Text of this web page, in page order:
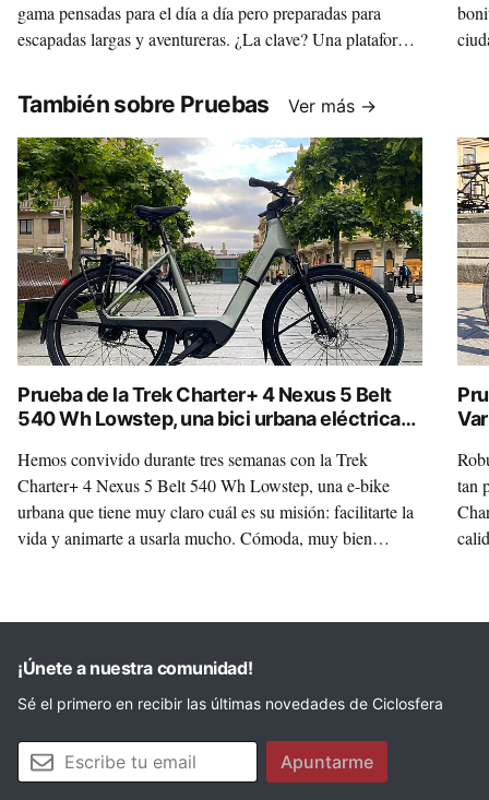
gama pensadas para el día a día pero preparadas para
escapadas largas y aventureras. ¿La clave? Una plataforma
componentes, construir la máquina de tus sueños.
También sobre Pruebas Ver más →
Prueba de la Trek Charter+ 4 Nexus 5 Belt
540 Wh Lowstep, una bici urbana eléctrica
Hemos convivido durante tres semanas con la Trek
Charter+ 4 Nexus 5 Belt 540 Wh Lowstep, una e-bike
urbana que tiene muy claro cuál es su misión: facilitarte la
vida y animarte a usarla mucho. Cómoda, muy bien
consigue.
tan
¡Únete a nuestra comunidad!
Sé el primero en recibir las últimas novedades de Ciclosfera
Tu email Apuntarme